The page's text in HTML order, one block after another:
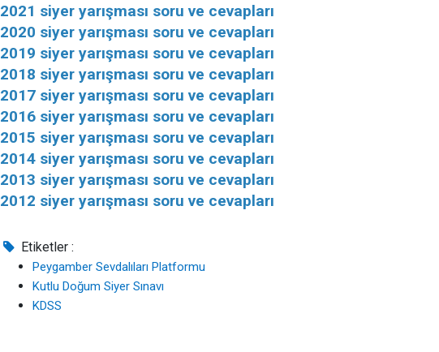
2021 siyer yarışması soru ve cevapları
2020 siyer yarışması soru ve cevapları
2019 siyer yarışması soru ve cevapları
2018 siyer yarışması soru ve cevapları
2017 siyer yarışması soru ve cevapları
2016 siyer yarışması soru ve cevapları
2015 siyer yarışması soru ve cevapları
2014 siyer yarışması soru ve cevapları
2013 siyer yarışması soru ve cevapları
2012 siyer yarışması soru ve cevapları
Etiketler :
Peygamber Sevdalıları Platformu
Kutlu Doğum Siyer Sınavı
KDSS